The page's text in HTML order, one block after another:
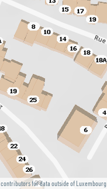
contributors for data outside of Luxembourg